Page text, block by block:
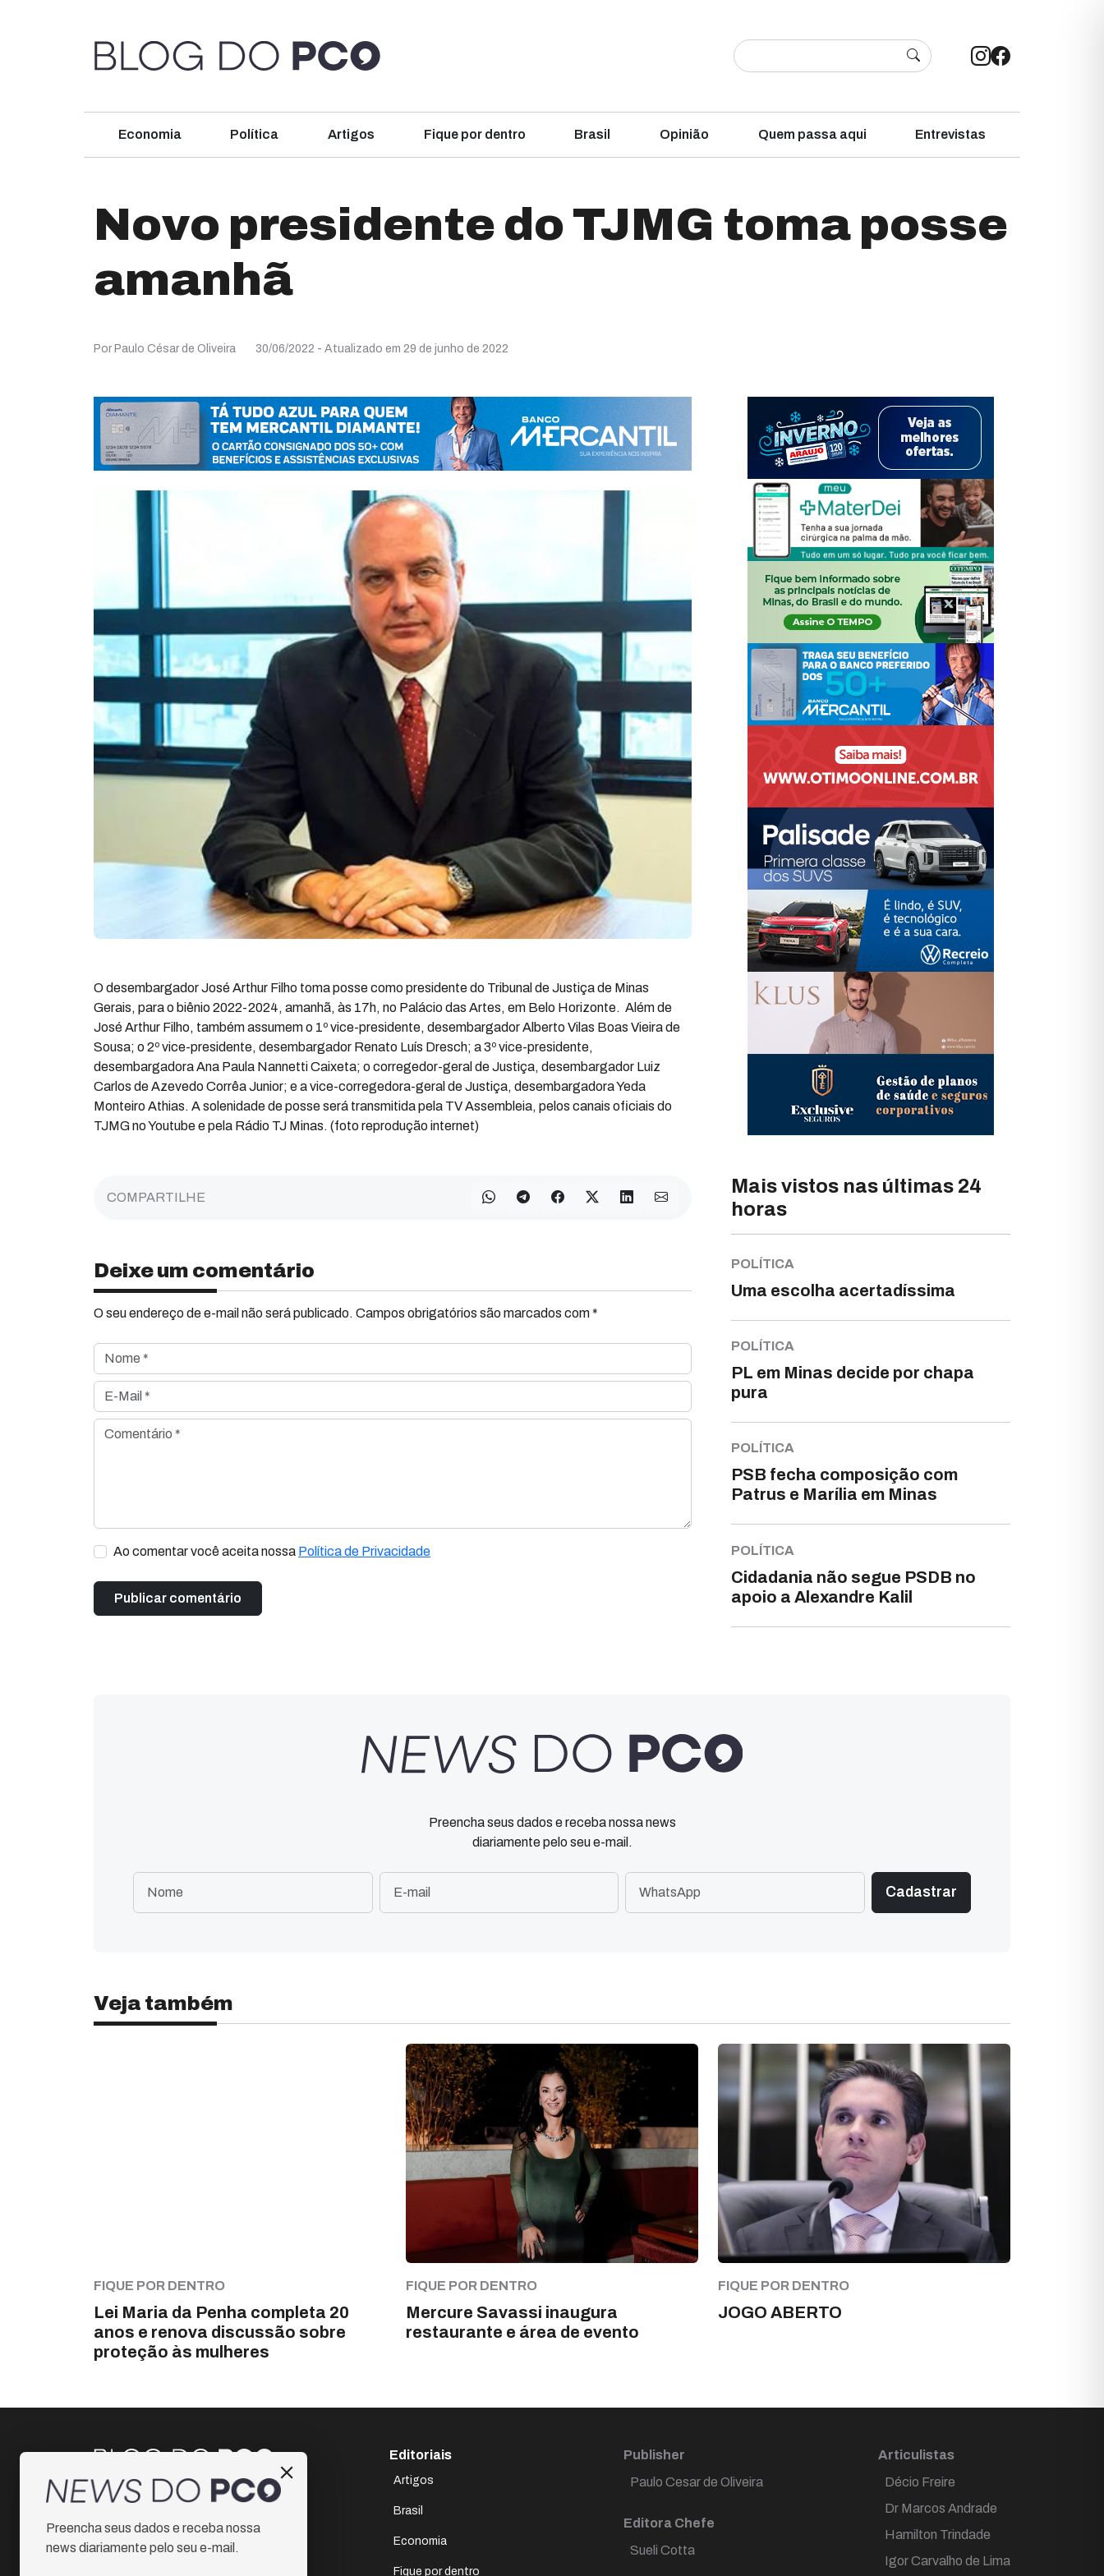
Economia Política Artigos Fique por dentro Brasil Opinião Quem passa aqui Entrevistas
Novo presidente do TJMG toma posse
amanhã
Por Paulo César de Oliveira 30/06/2022 - Atualizado em 29 de junho de 2022
O desembargador José Arthur Filho toma posse como presidente do Tribunal de Justiça de Minas
Gerais, para o biênio 2022-2024, amanhã, às 17h, no Palácio das Artes, em Belo Horizonte. Além de
José Arthur Filho, também assumem o 1º vice-presidente, desembargador Alberto Vilas Boas Vieira de
Sousa; o 2º vice-presidente, desembargador Renato Luís Dresch; a 3º vice-presidente,
desembargadora Ana Paula Nannetti Caixeta; o corregedor-geral de Justiça, desembargador Luiz
Carlos de Azevedo Corrêa Junior; e a vice-corregedora-geral de Justiça, desembargadora Yeda
Monteiro Athias. A solenidade de posse será transmitida pela TV Assembleia, pelos canais oficiais do
TJMG no Youtube e pela Rádio TJ Minas. (foto reprodução internet)
COMPARTILHE
Deixe um comentário
O seu endereço de e-mail não será publicado. Campos obrigatórios são marcados com *
Nome *
E-Mail *
Comentário *
Ao comentar você aceita nossa Política de Privacidade
Mais vistos nas últimas 24
horas
POLÍTICA
Uma escolha acertadíssima
POLÍTICA
PL em Minas decide por chapa
pura
POLÍTICA
PSB fecha composição com
Patrus e Marília em Minas
POLÍTICA
Cidadania não segue PSDB no
apoio a Alexandre Kalil
Preencha seus dados e receba nossa news
diariamente pelo seu e-mail.
Veja também
FIQUE POR DENTRO
Lei Maria da Penha completa 20
anos e renova discussão sobre
proteção às mulheres
FIQUE POR DENTRO
Mercure Savassi inaugura
restaurante e área de evento
FIQUE POR DENTRO
JOGO ABERTO
Instagram
Facebook
Editoriais
Artigos
Brasil
Economia
Fique por dentro
Publisher
Paulo Cesar de Oliveira
Editora Chefe
Sueli Cotta
Articulistas
Décio Freire
Dr Marcos Andrade
Hamilton Trindade
Igor Carvalho de Lima
Preencha seus dados e receba nossa
news diariamente pelo seu e-mail.